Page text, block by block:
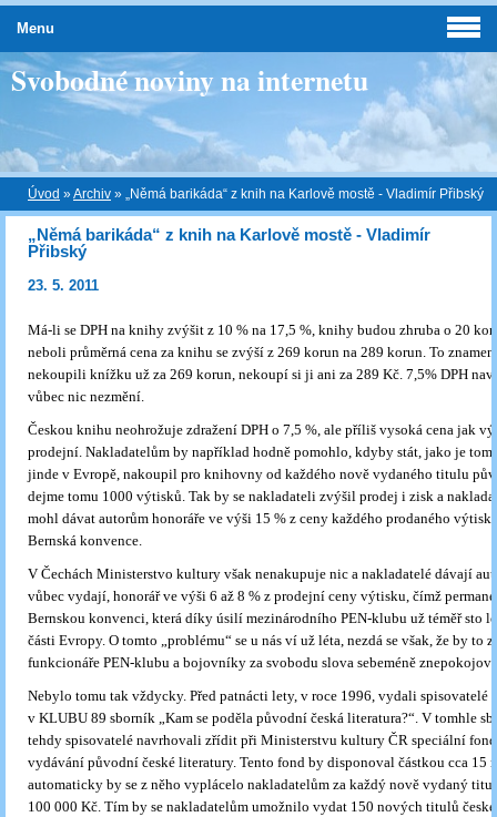
Svobodné noviny na internetu
Úvod »Archiv » „Němá barikáda“ z knih na Karlově mostě - Vladimír Přibský
„Němá barikáda“ z knih na Karlově mostě - Vladimír
Přibský
23. 5. 2011
Má-li se DPH na knihy zvýšit z 10 % na 17,5 %, knihy budou zhruba o 20
neboli průměrná cena za knihu se zvýší z 269 korun na 289 korun. To
nekoupili knížku už za 269 korun, nekoupí si ji ani za 289 Kč. 7,5% DPH
vůbec nic nezmění.
Českou knihu neohrožuje zdražení DPH o 7,5 %, ale příliš vysoká cena jak
prodejní. Nakladatelům by například hodně pomohlo, kdyby stát, jako je
jinde v Evropě, nakoupil pro knihovny od každého nově vydaného titulu
dejme tomu 1000 výtisků. Tak by se nakladateli zvýšil prodej i zisk a
mohl dávat autorům honoráře ve výši 15 % z ceny každého prodaného
Bernská konvence.
V Čechách Ministerstvo kultury však nenakupuje nic a nakladatelé dávají
vůbec vydají, honorář ve výši 6 až 8 % z prodejní ceny výtisku, čímž
Bernskou konvenci, která díky úsilí mezinárodního PEN-klubu už téměř sto
části Evropy. O tomto „problému“ se u nás ví už léta, nezdá se však, že by to
funkcionáře PEN-klubu a bojovníky za svobodu slova sebeméně
Nebylo tomu tak vždycky. Před patnácti lety, v roce 1996, vydali spisovatelé
v KLUBU 89 sborník „Kam se poděla původní česká literatura?“. V tomhle
tehdy spisovatelé navrhovali zřídit při Ministerstvu kultury ČR speciální
vydávání původní české literatury. Tento fond by disponoval částkou cca 15
automaticky by se z něho vyplácelo nakladatelům za každý nově vydaný
100 000 Kč. Tím by se nakladatelům umožnilo vydat 150 nových titulů
Menu